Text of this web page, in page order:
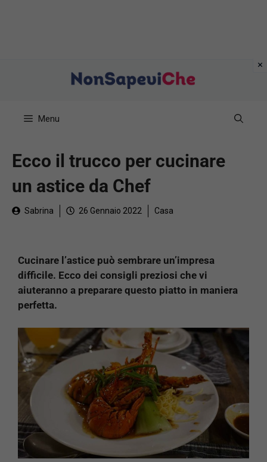
Menu
Ecco il trucco per cucinare
un astice da Chef
Sabrina 26 Gennaio 2022 Casa
Cucinare l’astice può sembrare un’impresa
difficile. Ecco dei consigli preziosi che vi
aiuteranno a preparare questo piatto in maniera
perfetta.